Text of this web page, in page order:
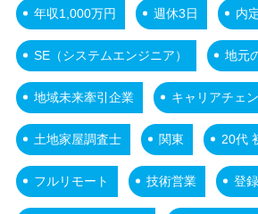
年収1,000万円 週休3日 内
SE（システムエンジニア） 地元
地域未来牽引企業 キャリアチェ
土地家屋調査士 関東 20代
フルリモート 技術営業 登